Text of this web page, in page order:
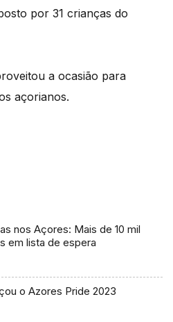
por 31 crianças do
a ocasião para
açorianos.
nos Açores: Mais de 10 mil
em lista de espera
o Azores Pride 2023